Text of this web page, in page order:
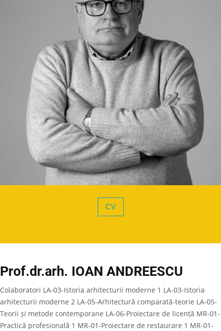
CV
Prof.dr.arh. IOAN ANDREESCU
Colaboratori LA-03-Istoria arhitecturii moderne 1 LA-03-Istoria
arhitecturii moderne 2 LA-05-Arhitectură comparată-teorie LA-05-
Teorii și metode contemporane LA-06-Proiectare de licență MR-01-
Practică profesională 1 MR-01-Proiectare de restaurare 1 MR-01-